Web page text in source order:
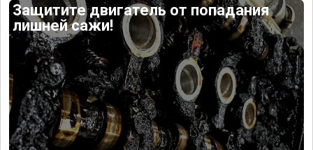
Защитите двигатель от попадания
лишней сажи!